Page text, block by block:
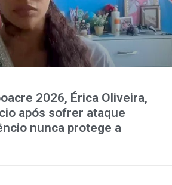
2026, Érica Oliveira,
após sofrer ataque
nunca protege a